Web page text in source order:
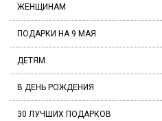
ЖЕНЩИНАМ
ПОДАРКИ НА 9 МАЯ
ДЕТЯМ
В ДЕНЬ РОЖДЕНИЯ
30 ЛУЧШИХ ПОДАРКОВ